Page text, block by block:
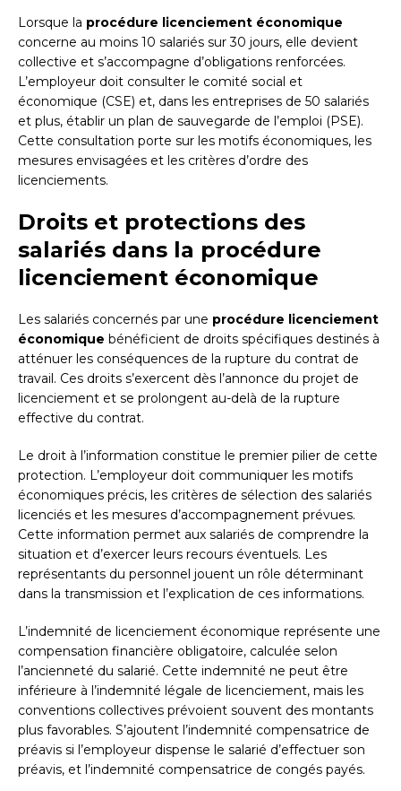
Lorsque la procédure licenciement économique
concerne au moins 10 salariés sur 30 jours, elle devient
collective et s’accompagne d’obligations renforcées.
L’employeur doit consulter le comité social et
économique (CSE) et, dans les entreprises de 50 salariés
et plus, établir un plan de sauvegarde de l’emploi (PSE).
Cette consultation porte sur les motifs économiques, les
mesures envisagées et les critères d’ordre des
licenciements.
Droits et protections des
salariés dans la procédure
licenciement économique
Les salariés concernés par une procédure licenciement
économique bénéficient de droits spécifiques destinés à
atténuer les conséquences de la rupture du contrat de
travail. Ces droits s’exercent dès l’annonce du projet de
licenciement et se prolongent au-delà de la rupture
effective du contrat.
Le droit à l’information constitue le premier pilier de cette
protection. L’employeur doit communiquer les motifs
économiques précis, les critères de sélection des salariés
licenciés et les mesures d’accompagnement prévues.
Cette information permet aux salariés de comprendre la
situation et d’exercer leurs recours éventuels. Les
représentants du personnel jouent un rôle déterminant
dans la transmission et l’explication de ces informations.
L’indemnité de licenciement économique représente une
compensation financière obligatoire, calculée selon
l’ancienneté du salarié. Cette indemnité ne peut être
inférieure à l’indemnité légale de licenciement, mais les
conventions collectives prévoient souvent des montants
plus favorables. S’ajoutent l’indemnité compensatrice de
préavis si l’employeur dispense le salarié d’effectuer son
préavis, et l’indemnité compensatrice de congés payés.